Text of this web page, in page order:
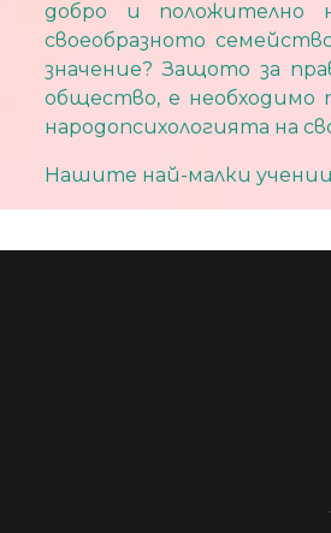
добро и положително
своеобразното
значение? Защото за
общество, е необходимо
народопсихологията на
Нашите най-малки